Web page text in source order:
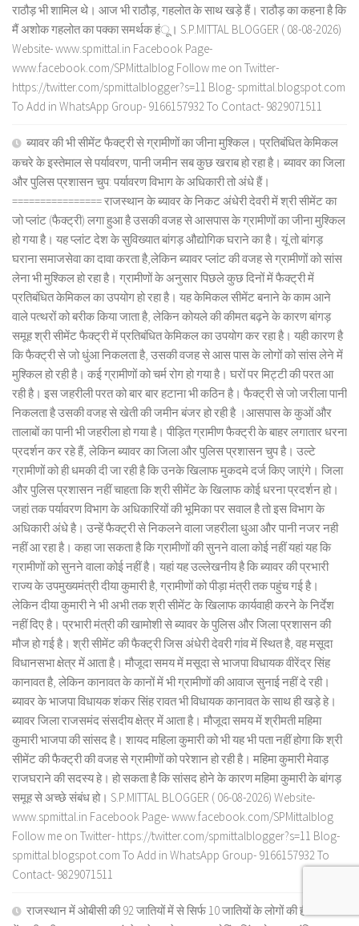
राठौड़ भी शामिल थे। आज भी राठौड़, गहलोत के साथ खड़े हैं। राठौड़ का कहना है कि
मैं अशोक गहलोत का पक्का समर्थक हंू। S.P.MITTAL BLOGGER ( 08-08-2026)
Website- www.spmittal.in Facebook Page-
www.facebook.com/SPMittalblog Follow me on Twitter-
https://twitter.com/spmittalblogger?s=11 Blog- spmittal.blogspot.com
To Add in WhatsApp Group- 9166157932 To Contact- 9829071511
ब्यावर की भी सीमेंट फैक्ट्री से ग्रामीणों का जीना मुश्किल। प्रतिबंधित केमिकल
कचरे के इस्तेमाल से पर्यावरण, पानी जमीन सब कुछ खराब हो रहा है। ब्यावर का जिला
और पुलिस प्रशासन चुप: पर्यावरण विभाग के अधिकारी तो अंधे हैं।
================ राजस्थान के ब्यावर के निकट अंधेरी देवरी में श्री सीमेंट का
जो प्लांट (फैक्ट्री) लगा हुआ है उसकी वजह से आसपास के ग्रामीणों का जीना मुश्किल
हो गया है। यह प्लांट देश के सुविख्यात बांगड़ औद्योगिक घराने का है। यूं तो बांगड़
घराना समाजसेवा का दावा करता है,लेकिन ब्यावर प्लांट की वजह से ग्रामीणों को सांस
लेना भी मुश्किल हो रहा है। ग्रामीणों के अनुसार पिछले कुछ दिनों में फैक्ट्री में
प्रतिबंधित केमिकल का उपयोग हो रहा है। यह केमिकल सीमेंट बनाने के काम आने
वाले पत्थरों को बरीक किया जाता है, लेकिन कोयले की कीमत बढ़ने के कारण बांगड़
समूह श्री सीमेंट फैक्ट्री में प्रतिबंधित केमिकल का उपयोग कर रहा है। यही कारण है
कि फैक्ट्री से जो धुंआ निकलता है, उसकी वजह से आस पास के लोगों को सांस लेने में
मुश्किल हो रही है। कई ग्रामीणों को चर्म रोग हो गया है। घरों पर मिट्टी की परत आ
रही है। इस जहरीली परत को बार बार हटाना भी कठिन है। फैक्ट्री से जो जरीला पानी
निकलता है उसकी वजह से खेती की जमीन बंजर हो रही है ।आसपास के कुओं और
तालाबों का पानी भी जहरीला हो गया है। पीड़ित ग्रामीण फैक्ट्री के बाहर लगातार धरना
प्रदर्शन कर रहे हैं, लेकिन ब्यावर का जिला और पुलिस प्रशासन चुप है। उल्टे
ग्रामीणों को ही धमकी दी जा रही है कि उनके खिलाफ मुकदमे दर्ज किए जाएंगे। जिला
और पुलिस प्रशासन नहीं चाहता कि श्री सीमेंट के खिलाफ कोई धरना प्रदर्शन हो।
जहां तक पर्यावरण विभाग के अधिकारियों की भूमिका पर सवाल है तो इस विभाग के
अधिकारी अंधे है। उन्हें फैक्ट्री से निकलने वाला जहरीला धुआ और पानी नजर नही
नहीं आ रहा है। कहा जा सकता है कि ग्रामीणों की सुनने वाला कोई नहीं यहां यह कि
ग्रामीणों को सुनने वाला कोई नहीं है। यहां यह उल्लेखनीय है कि ब्यावर की प्रभारी
राज्य के उपमुख्यमंत्री दीया कुमारी है, ग्रामीणों को पीड़ा मंत्री तक पहुंच गई है।
लेकिन दीया कुमारी ने भी अभी तक श्री सीमेंट के खिलाफ कार्यवाही करने के निर्देश
नहीं दिए है। प्रभारी मंत्री की खामोशी से ब्यावर के पुलिस और जिला प्रशासन की
मौज हो गई है। श्री सीमेंट की फैक्ट्री जिस अंधेरी देवरी गांव में स्थित है, वह मसूदा
विधानसभा क्षेत्र में आता है। मौजूदा समय में मसूदा से भाजपा विधायक वीरेंद्र सिंह
कानावत है, लेकिन कानावत के कानों में भी ग्रामीणों की आवाज सुनाई नहीं दे रही।
ब्यावर के भाजपा विधायक शंकर सिंह रावत भी विधायक कानावत के साथ ही खड़े हे।
ब्यावर जिला राजसमंद संसदीय क्षेत्र में आता है। मौजूदा समय में श्रीमती महिमा
कुमारी भाजपा की सांसद है। शायद महिला कुमारी को भी यह भी पता नहीं होगा कि श्री
सीमेंट की फैक्ट्री की वजह से ग्रामीणों को परेशान हो रही है। महिमा कुमारी मेवाड़
राजघराने की सदस्य हे। हो सकता है कि सांसद होने के कारण महिमा कुमारी के बांगड़
समूह से अच्छे संबंध हो। S.P.MITTAL BLOGGER ( 06-08-2026) Website-
www.spmittal.in Facebook Page- www.facebook.com/SPMittalblog
Follow me on Twitter- https://twitter.com/spmittalblogger?s=11 Blog-
spmittal.blogspot.com To Add in WhatsApp Group- 9166157932 To
Contact- 9829071511
राजस्थान में ओबीसी की 92 जातियों में से सिर्फ 10 जातियों के लोगों की ही राजनीति